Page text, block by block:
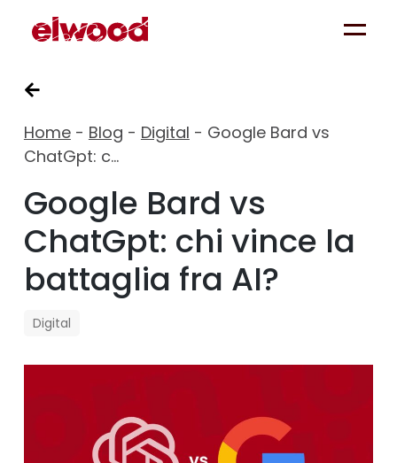
Home- Blog - Digital - Google Bard vs
ChatGpt: c…
Google Bard vs
ChatGpt: chi vince la
battaglia fra AI?
Digital